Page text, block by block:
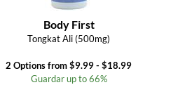
Body First
Tongkat Ali (500mg)
2 Options from $9.99 - $18.99
Guardar up to 66%